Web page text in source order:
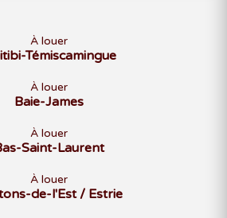
À louer
Témiscamingue
À louer
Baie-James
À louer
Saint-Laurent
À louer
de-l'Est / Estrie